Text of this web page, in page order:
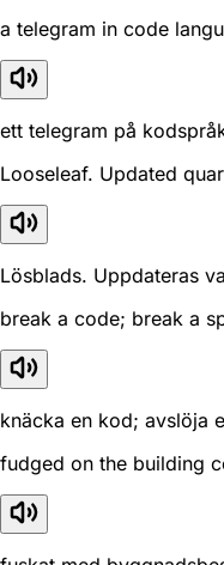
a telegram in code
ett telegram på
Looseleaf. Updated
Lösblads. Uppdateras
break a code; break a
knäcka en kod; avslöja
fudged on the building